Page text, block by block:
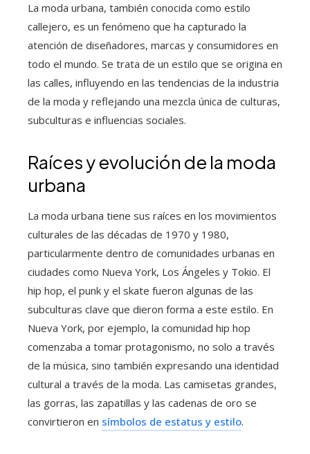
La moda urbana, también conocida como estilo
callejero, es un fenómeno que ha capturado la
atención de diseñadores, marcas y consumidores en
todo el mundo. Se trata de un estilo que se origina en
las calles, influyendo en las tendencias de la industria
de la moda y reflejando una mezcla única de culturas,
subculturas e influencias sociales.
Raíces y evolución de la moda
urbana
La moda urbana tiene sus raíces en los movimientos
culturales de las décadas de 1970 y 1980,
particularmente dentro de comunidades urbanas en
ciudades como Nueva York, Los Ángeles y Tokio. El
hip hop, el punk y el skate fueron algunas de las
subculturas clave que dieron forma a este estilo. En
Nueva York, por ejemplo, la comunidad hip hop
comenzaba a tomar protagonismo, no solo a través
de la música, sino también expresando una identidad
cultural a través de la moda. Las camisetas grandes,
las gorras, las zapatillas y las cadenas de oro se
convirtieron en símbolos de estatus y estilo.